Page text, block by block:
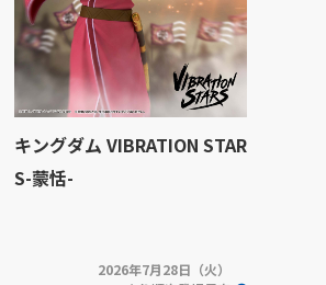
キングダム VIBRATION STAR
S-蒙恬-
2026年7月28日（火）